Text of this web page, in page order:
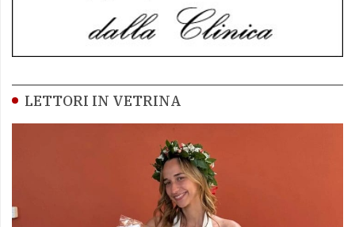
LETTORI IN VETRINA